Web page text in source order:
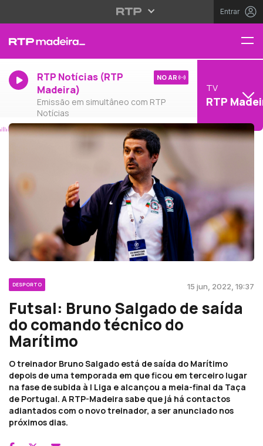
Entrar
RTP Notícias (RTP
Madeira)
Emissão em simultâneo com RTP
Notícias
NO AR
TV
RTP
DESPORTO 15 jun, 2022, 19:37
Futsal: Bruno Salgado de saída
do comando técnico do
Marítimo
O treinador Bruno Salgado está de saída do Marítimo
depois de uma temporada em que ficou em terceiro lugar
na fase de subida à I Liga e alcançou a meia-final da Taça
de Portugal. A RTP-Madeira sabe que já há contactos
adiantados com o novo treinador, a ser anunciado nos
próximos dias.